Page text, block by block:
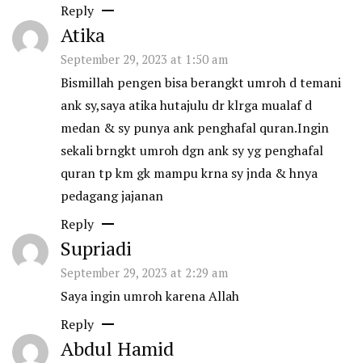
Reply
Atika
September 29, 2023 at 1:50 am
Bismillah pengen bisa berangkt umroh d temani
ank sy,saya atika hutajulu dr klrga mualaf d
medan & sy punya ank penghafal quran.Ingin
sekali brngkt umroh dgn ank sy yg penghafal
quran tp km gk mampu krna sy jnda & hnya
pedagang jajanan
Reply
Supriadi
September 29, 2023 at 2:29 am
Saya ingin umroh karena Allah
Reply
Abdul Hamid